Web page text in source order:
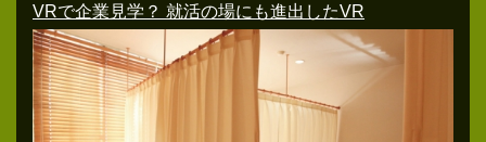
VRで企業見学？ 就活の場にも進出したVR